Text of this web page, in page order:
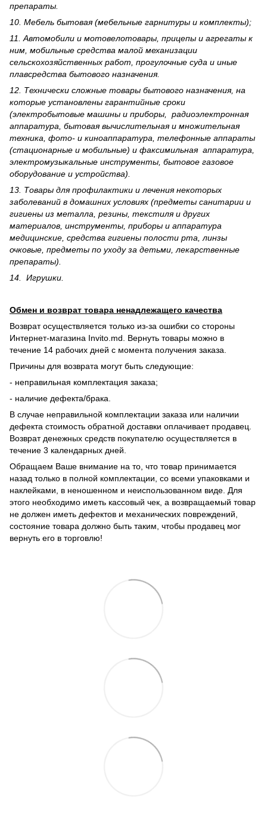
препараты.
10. Мебель бытовая (мебельные гарнитуры и комплекты);
11. Автомобили и мотовелотовары, прицепы и агрегаты к
ним, мобильные средства малой механизации
сельскохозяйственных работ, прогулочные суда и иные
плавсредства бытового назначения.
12. Технически сложные товары бытового назна­чения, на
которые установлены гарантийные сроки
(электробытовые машины и приборы, радиоэлектронная
аппаратура, бытовая вычислительная и множительная
техника, фото- и киноаппаратура, телефонные аппараты
(стационарные и мобильные) и факсимильная аппаратура,
электрому­зыкальные инструменты, бытовое газовое
оборудование и устройства).
13. Товары для профилактики и лечения некоторых
заболеваний в домашних условиях (предметы санитарии и
гигиены из металла, резины, текстиля и других
материалов, инструменты, приборы и аппаратура
медицинские, средства гигиены полости рта, линзы
очковые, предметы по уходу за детьми, лекарственные
препараты).
14. Игрушки.
Обмен и возврат товара ненадлежащего качества
Возврат осуществляется только из-за ошибки со стороны
Интернет-магазина Invito.md. Вернуть товары можно в
течение 14 рабочих дней с момента получения заказа.
Причины для возврата могут быть следующие:
- неправильная комплектация заказа;
- наличие дефекта/брака.
В случае неправильной комплектации заказа или наличии
дефекта стоимость обратной доставки оплачивает продавец.
Возврат денежных средств покупателю осуществляется в
течение 3 календарных дней.
Обращаем Ваше внимание на то, что товар принимается
назад только в полной комплектации, со всеми упаковками и
наклейками, в неношенном и неиспользованном виде. Для
этого необходимо иметь кассовый чек, а возвращаемый товар
не должен иметь дефектов и механических повреждений,
состояние товара должно быть таким, чтобы продавец мог
вернуть его в торговлю!